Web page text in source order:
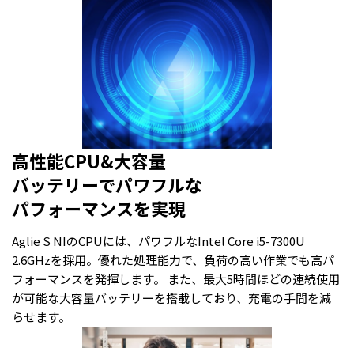
高性能CPU&大容量
バッテリーでパワフルな
パフォーマンスを実現
Aglie S NIのCPUには、パワフルなIntel Core i5-7300U
2.6GHzを採用。優れた処理能力で、負荷の高い作業でも高パ
フォーマンスを発揮します。 また、最大5時間ほどの連続使用
が可能な大容量バッテリーを搭載しており、充電の手間を減
らせます。